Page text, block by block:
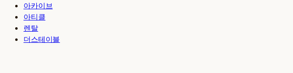
아카이브
아티클
렌탈
더스테이블